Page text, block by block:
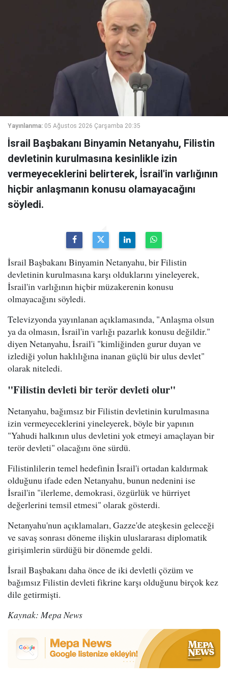
Yayınlanma: 05 Ağustos 2026 Çarşamba 20:35
İsrail Başbakanı Binyamin Netanyahu, Filistin
devletinin kurulmasına kesinlikle izin
vermeyeceklerini belirterek, İsrail'in varlığının
hiçbir anlaşmanın konusu olamayacağını
söyledi.
İsrail Başbakanı Binyamin Netanyahu, bir Filistin
devletinin kurulmasına karşı olduklarını yineleyerek,
İsrail'in varlığının hiçbir müzakerenin konusu
olmayacağını söyledi.
Televizyonda yayınlanan açıklamasında, "Anlaşma olsun
ya da olmasın, İsrail'in varlığı pazarlık konusu değildir."
diyen Netanyahu, İsrail'i "kimliğinden gurur duyan ve
izlediği yolun haklılığına inanan güçlü bir ulus devlet"
olarak niteledi.
"Filistin devleti bir terör devleti olur"
Netanyahu, bağımsız bir Filistin devletinin kurulmasına
izin vermeyeceklerini yineleyerek, böyle bir yapının
"Yahudi halkının ulus devletini yok etmeyi amaçlayan bir
terör devleti" olacağını öne sürdü.
Filistinlilerin temel hedefinin İsrail'i ortadan kaldırmak
olduğunu ifade eden Netanyahu, bunun nedenini ise
İsrail'in "ilerleme, demokrasi, özgürlük ve hürriyet
değerlerini temsil etmesi" olarak gösterdi.
Netanyahu'nun açıklamaları, Gazze'de ateşkesin geleceği
ve savaş sonrası döneme ilişkin uluslararası diplomatik
girişimlerin sürdüğü bir dönemde geldi.
İsrail Başbakanı daha önce de iki devletli çözüm ve
bağımsız Filistin devleti fikrine karşı olduğunu birçok kez
dile getirmişti.
Kaynak: Mepa News